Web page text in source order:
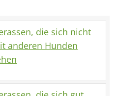
die sich nicht
anderen Hunden